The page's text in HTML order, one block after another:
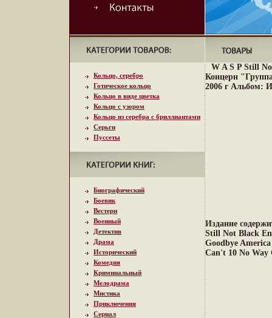
Кольцо, серебро
Готическое кольцо
Кольцо в виде цветка
Кольцо с узором
Кольцо из серебра с бриллиантами
Серьги
Пуссеты
Биографический
Боевик
Вестерн
Военный
Детектив
Драма
Исторический
Комедия
Криминальный
Мелодрама
Мистика
Приключения
Сериал
W A S P Still
Концерн
2006 г Альбом:
Издание
Still Not Black
Goodbye
Can't 10 No